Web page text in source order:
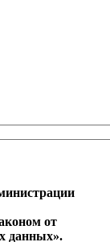
от
данных».